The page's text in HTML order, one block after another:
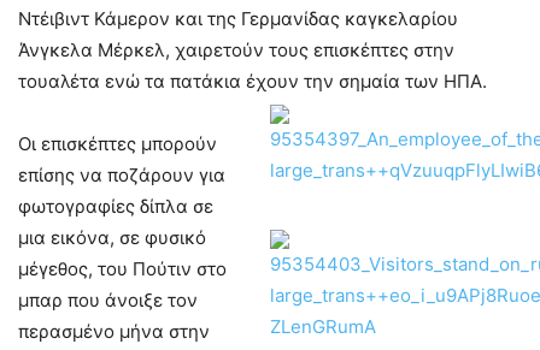
Ντέιβιντ Κάμερον και της Γερμανίδας καγκελαρίου
Άνγκελα Μέρκελ, χαιρετούν τους επισκέπτες στην
τουαλέτα ενώ τα πατάκια έχουν την σημαία των ΗΠΑ.
Οι επισκέπτες μπορούν
επίσης να ποζάρουν για
φωτογραφίες δίπλα σε
μια εικόνα, σε φυσικό
μέγεθος, του Πούτιν στο
μπαρ που άνοιξε τον
περασμένο μήνα στην